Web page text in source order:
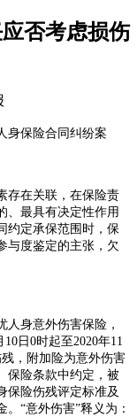
否考虑损伤
保险合同纠纷案
在关联，在保险责
、最具有决定性作用
约定承保范围时，保
与度鉴定的主张，欠
身意外伤害保险，
10 日 0时起至 2020年11
，附加险为意外伤害
保险条款中约定，被
保险伤残评定标准及
“意外伤害”释义为：